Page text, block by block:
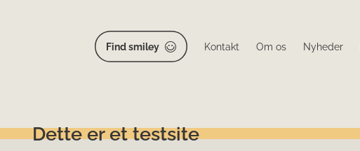
Find smiley Kontakt Om os Nyheder
Dette er et testsite